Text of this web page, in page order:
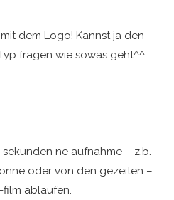
dem Logo! Kannst ja den
fragen wie sowas geht^^
ne aufnahme – z.b.
oder von den gezeiten –
film ablaufen.